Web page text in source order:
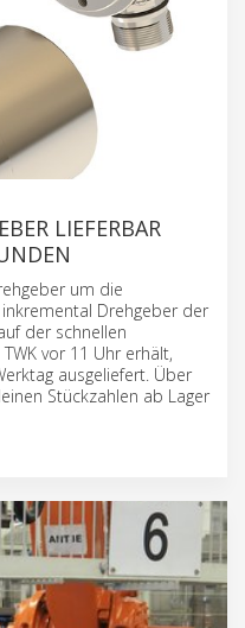
LIEFERBAR
um die
Drehgeber der
der schnellen
vor 11 Uhr erhält,
ausgeliefert. Über
Stückzahlen ab Lager